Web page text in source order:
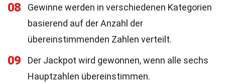
08
Gewinne werden in verschiedenen Kategorien
basierend auf der Anzahl der
übereinstimmenden Zahlen verteilt.
09
Der Jackpot wird gewonnen, wenn alle sechs
Hauptzahlen übereinstimmen.